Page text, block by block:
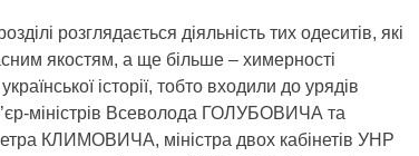
розглядається діяльність тих одеситів, які
якостям, а ще більше – химерності
історії, тобто входили до урядів
міністрів Всеволода ГОЛУБОВИЧА та
КЛИМОВИЧА, міністра двох кабінетів УНР